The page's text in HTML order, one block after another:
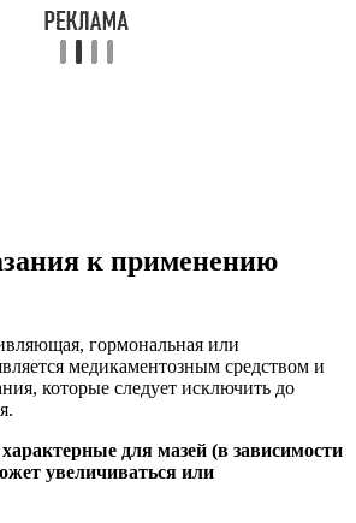
к применению
гормональная или
медикаментозным средством и
которые следует исключить до
для мазей (в зависимости
увеличиваться или